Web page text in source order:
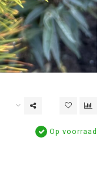
Op voorraad